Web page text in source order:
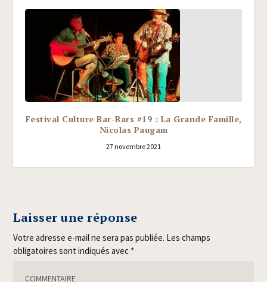
Festival Culture Bar-Bars #19 : La Grande Famille,
Nicolas Paugam
27 novembre 2021
Laisser une réponse
Votre adresse e-mail ne sera pas publiée. Les champs
obligatoires sont indiqués avec *